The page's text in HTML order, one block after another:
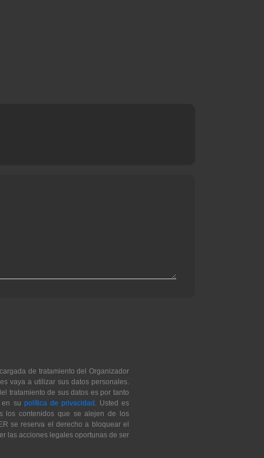
de tratamiento del Organizador
vaya a utilizar sus datos personales.
tratamiento de sus datos es por tanto
en su política de privacidad . Usted es
los contenidos que se alejen de los
se reserva el derecho a bloquear el
las acciones legales oportunas de ser